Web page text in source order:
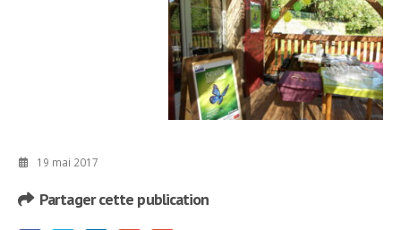
19 mai 2017
Partager cette publication